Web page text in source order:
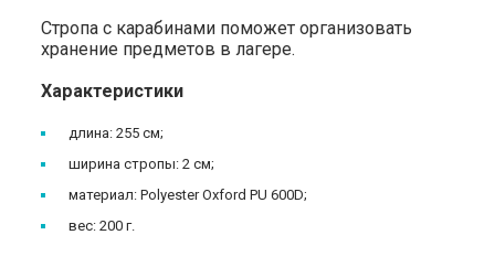
Стропа с карабинами поможет организовать
хранение предметов в лагере.
Характеристики
длина: 255 см;
ширина стропы: 2 см;
материал: Polyester Oxford PU 600D;
вес: 200 г.